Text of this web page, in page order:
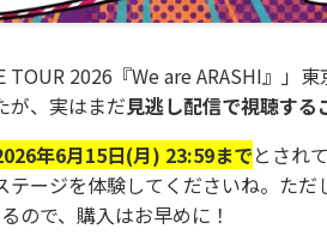
TOUR 2026『We are ARASHI』」
が、実はまだ見逃し配信で視聴する
年6月15日(月) 23:59までとされ
テージを体験してくださいね。た
ので、購入はお早めに！